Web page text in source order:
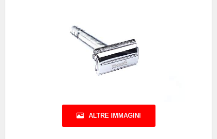
ALTRE IMMAGINI